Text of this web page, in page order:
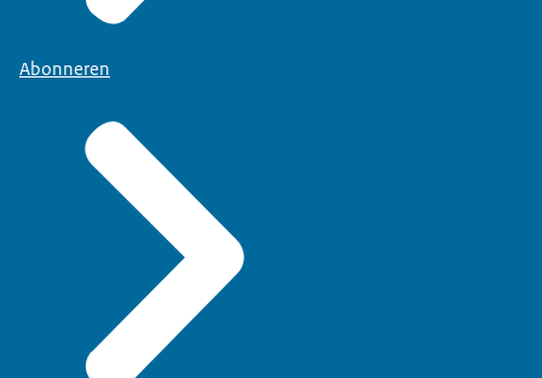
Abonneren